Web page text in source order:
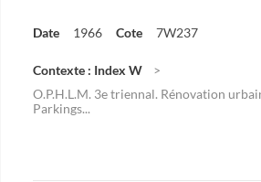
Date 1966 Cote 7W237
Contexte : Index W
O.P.H.L.M. 3e triennal. Rénovation
Parkings...